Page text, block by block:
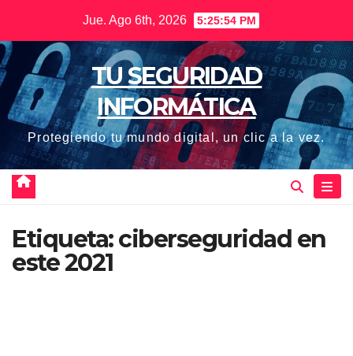
contenido
Jue. Ago 6th, 2026 5:25:54 PM
TU SEGURIDAD
INFORMÁTICA
Protegiendo tu mundo digital, un clic a la vez.
Etiqueta:ciberseguridad en
este 2021